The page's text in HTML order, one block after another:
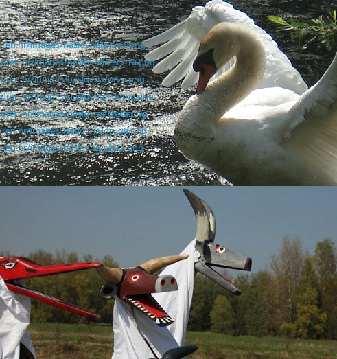
images/naslovna/prva1.png
images/naslovna/cetvrta.png
images/naslovna/prva.png
images/naslovna/sedma.png
images/naslovna/treca.png
images/naslovna/druga.png
images/naslovna/sesta.png
DOPUNSKIH IZBORA ČLANOVA OPĆINSKOG
ROMSKE NACIONALNE MANJINE
DOPUNSKIH IZBORA ČLANOVA OPĆINSKOG VIJEĆA PODTUREN IZ REDA
MANJINE
15:28 sati.